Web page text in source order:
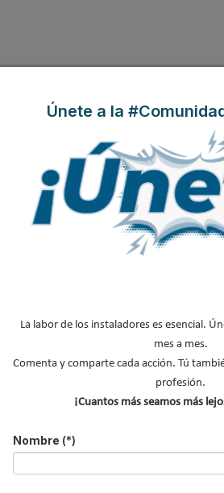
EasySTH de Standard
Hidráulica: nueva
generación en sistemas
de expansión para
tuberías PEX
Skywater®: el sistema
que convierte la
cubierta en una
infraestructura activa
gestión del agua...
s
c
Únete a la
La labor de los instaladores es esencial.
mes a mes.
Comenta y comparte cada acción. Tú
profesión.
¡Cuantos más seamos más
Nombre (*)